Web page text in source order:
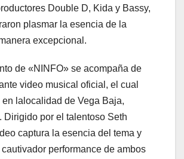
Double D, Kida y Bassy,
plasmar la esencia de la
excepcional.
de «NINFO» se acompaña de
video musical oficial, el cual
en lalocalidad de Vega Baja,
Dirigido por el talentoso Seth
captura la esencia del tema y
performance de ambos